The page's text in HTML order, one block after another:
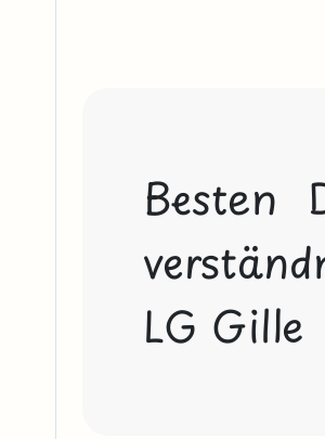
Besten
LG Gille